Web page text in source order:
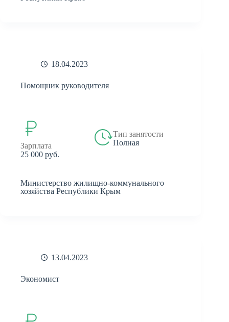
18.04.2023
Помощник руководителя
Зарплата
25 000 руб.
Тип занятости
Полная
Министерство жилищно-коммунального
хозяйства Республики Крым
13.04.2023
Экономист